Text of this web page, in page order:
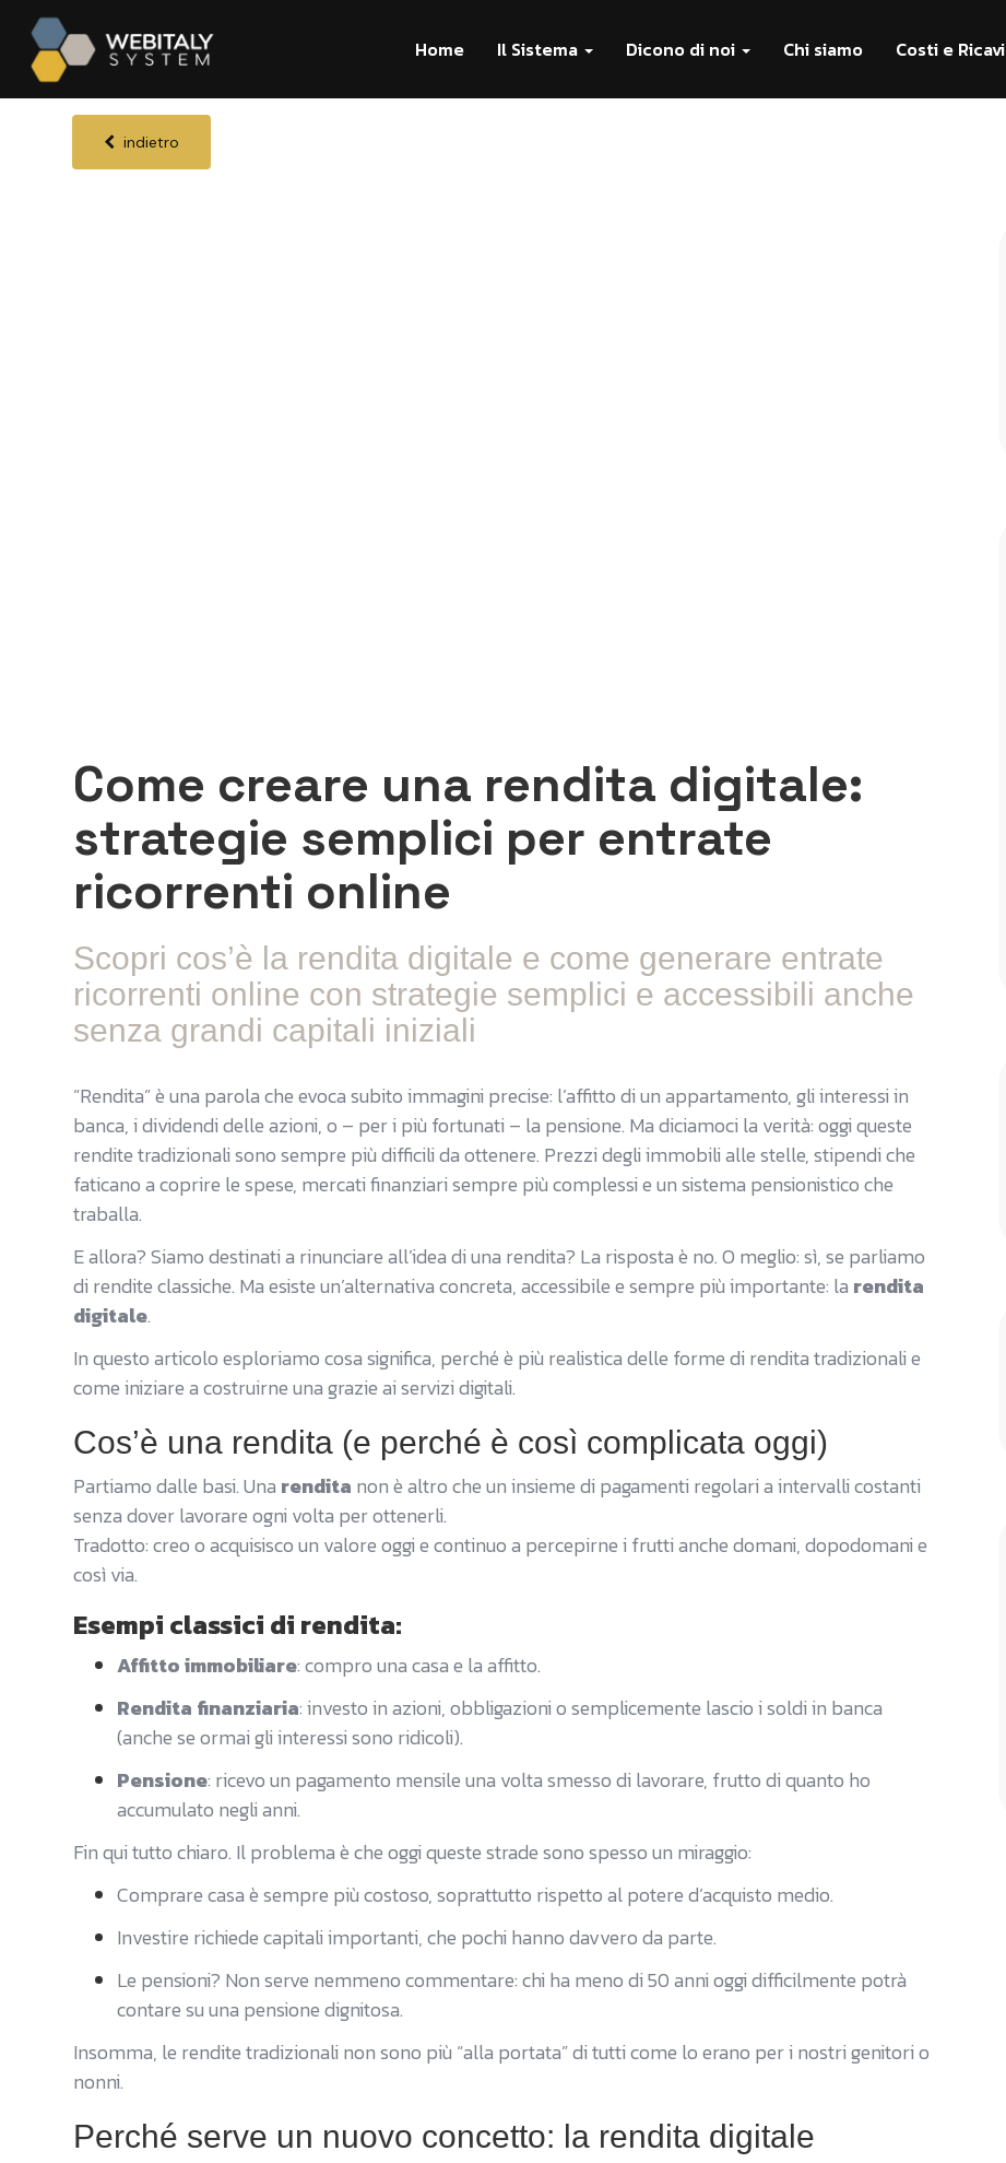
Home Il Sistema Dicono di noi Chi siamo Costi e Ricavi
indietro
Come creare una rendita digitale:
strategie semplici per entrate
ricorrenti online
Scopri cos’è la rendita digitale e come generare entrate
ricorrenti online con strategie semplici e accessibili anche
senza grandi capitali iniziali
“Rendita” è una parola che evoca subito immagini precise: l’affitto di un appartamento, gli interessi in
banca, i dividendi delle azioni, o – per i più fortunati – la pensione. Ma diciamoci la verità: oggi queste
rendite tradizionali sono sempre più difficili da ottenere. Prezzi degli immobili alle stelle, stipendi che
faticano a coprire le spese, mercati finanziari sempre più complessi e un sistema pensionistico che
traballa.
E allora? Siamo destinati a rinunciare all’idea di una rendita? La risposta è no. O meglio: sì, se parliamo
di rendite classiche. Ma esiste un’alternativa concreta, accessibile e sempre più importante: la rendita
digitale.
In questo articolo esploriamo cosa significa, perché è più realistica delle forme di rendita tradizionali e
come iniziare a costruirne una grazie ai servizi digitali.
Cos’è una rendita (e perché è così complicata oggi)
Partiamo dalle basi. Una rendita non è altro che un insieme di pagamenti regolari a intervalli costanti
senza dover lavorare ogni volta per ottenerli.
Tradotto: creo o acquisisco un valore oggi e continuo a percepirne i frutti anche domani, dopodomani e
così via.
Esempi classici di rendita:
Affitto immobiliare: compro una casa e la affitto.
Rendita finanziaria: investo in azioni, obbligazioni o semplicemente lascio i soldi in banca
(anche se ormai gli interessi sono ridicoli).
Pensione: ricevo un pagamento mensile una volta smesso di lavorare, frutto di quanto ho
accumulato negli anni.
Fin qui tutto chiaro. Il problema è che oggi queste strade sono spesso un miraggio:
Comprare casa è sempre più costoso, soprattutto rispetto al potere d’acquisto medio.
Investire richiede capitali importanti, che pochi hanno davvero da parte.
Le pensioni? Non serve nemmeno commentare: chi ha meno di 50 anni oggi difficilmente potrà
contare su una pensione dignitosa.
Insomma, le rendite tradizionali non sono più “alla portata” di tutti come lo erano per i nostri genitori o
nonni.
Perché serve un nuovo concetto: la rendita digitale